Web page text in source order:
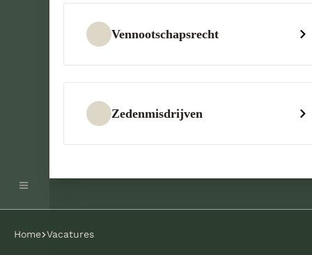
Vennootschapsrecht
Zedenmisdrijven
Home Vacatures